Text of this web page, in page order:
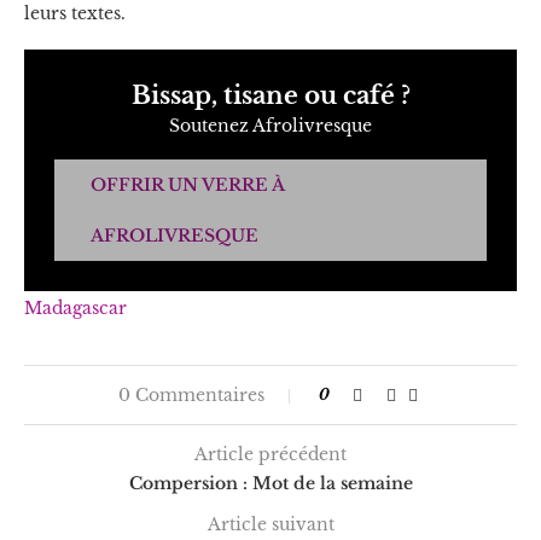
leurs textes.
Bissap, tisane ou café ?
Soutenez Afrolivresque
OFFRIR UN VERRE À
AFROLIVRESQUE
Madagascar
0 Commentaires 0
Article précédent
Compersion : Mot de la semaine
Article suivant